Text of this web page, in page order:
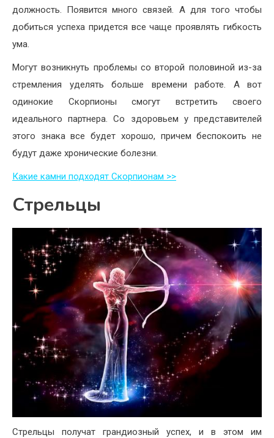
должность. Появится много связей. А для того чтобы
добиться успеха придется все чаще проявлять гибкость
ума.
Могут возникнуть проблемы со второй половиной из-за
стремления уделять больше времени работе. А вот
одинокие Скорпионы смогут встретить своего
идеального партнера. Со здоровьем у представителей
этого знака все будет хорошо, причем беспокоить не
будут даже хронические болезни.
Какие камни подходят Скорпионам >>
Стрельцы
Стрельцы получат грандиозный успех, и в этом им